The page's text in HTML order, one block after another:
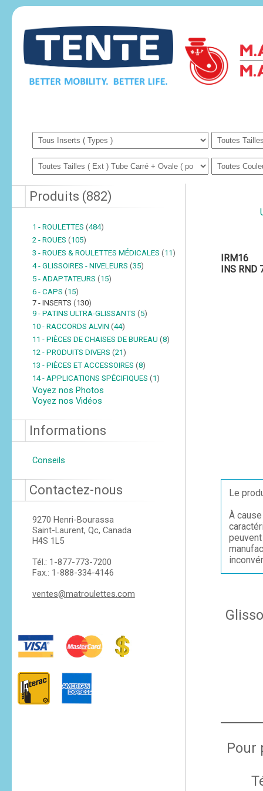
Produits (882)
1 - ROULETTES (484)
2 - ROUES (105)
3 - ROUES & ROULETTES MÉDICALES (11)
4 - GLISSOIRES - NIVELEURS (35)
5 - ADAPTATEURS (15)
6 - CAPS (15)
7 - INSERTS (130)
9 - PATINS ULTRA-GLISSANTS (5)
10 - RACCORDS ALVIN (44)
11 - PIÈCES DE CHAISES DE BUREAU (8)
12 - PRODUITS DIVERS (21)
13 - PIÈCES ET ACCESSOIRES (8)
14 - APPLICATIONS SPÉCIFIQUES (1)
Voyez nos Photos
Voyez nos Vidéos
Informations
Conseils
Contactez-nous
9270 Henri-Bourassa
Saint-Laurent, Qc, Canada
H4S 1L5
Tél.: 1-877-773-7200
Fax.: 1-888-334-4146
ventes@matroulettes.com
IRM16
INS RND
Le
À
Pour